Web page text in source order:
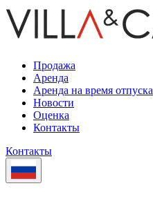
Продажа
Аренда
Аренда на время отпуска
Новости
Оценка
Контакты
Контакты